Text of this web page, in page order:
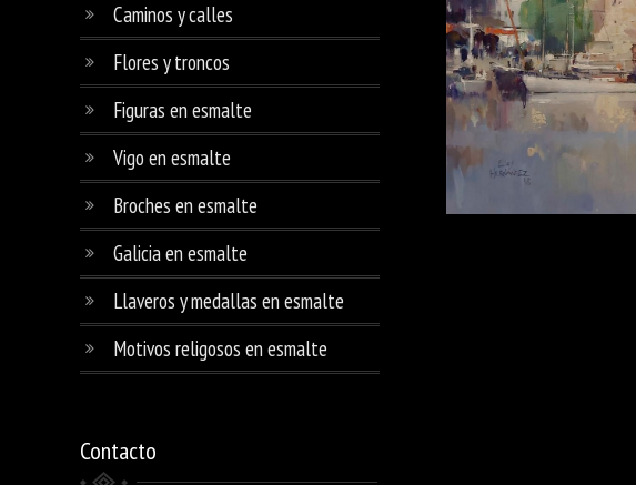
Caminos y calles
Flores y troncos
Figuras en esmalte
Vigo en esmalte
Broches en esmalte
Galicia en esmalte
Llaveros y medallas en esmalte
Motivos religosos en esmalte
Contacto